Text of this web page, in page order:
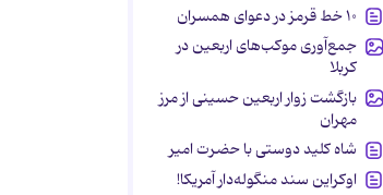
۱۰ خط قرمز در دعوای همسران
جمع‌آوری موکب‌های اربعین در
کربلا
بازگشت زوار اربعین حسینی از مرز
مهران
شاه کلید دوستی با حضرت امیر
اوکراین سند منگوله‌دار آمریکا!